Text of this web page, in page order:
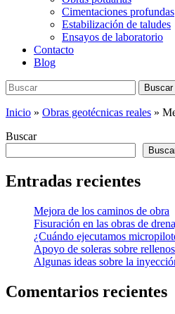
Cimentaciones profundas
Estabilización de taludes
Ensayos de laboratorio
Contacto
Blog
Buscar:
Buscar
Inicio » Obras geotécnicas reales »
Buscar
Entradas recientes
Mejora de los caminos de obra
Fisuración en las obras de
¿Cuándo ejecutamos
Apoyo de soleras sobre rellenos
Algunas ideas sobre la
Comentarios recientes